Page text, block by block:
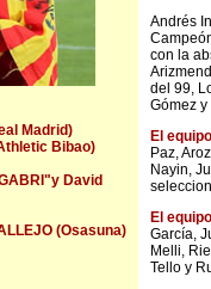
Madrid)
Bibao)
David
(Osasuna)
Andrés
con la
del 99,
Gómez
El
Paz,
Nayin,
El
García,
Melli,
Tello y